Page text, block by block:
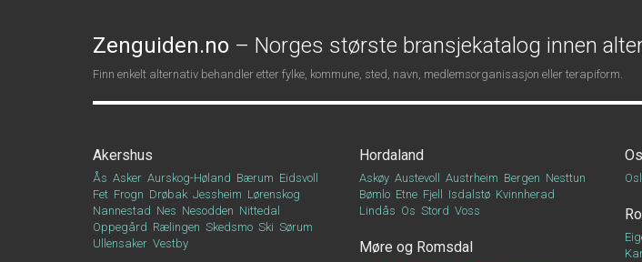
Zenguiden.no – Norges største bransjekatalog innen
Finn enkelt alternativ behandler etter fylke, kommune, sted, navn, medlemsorganisasjon eller terapiform.
Akershus
Ås Asker Aurskog-Høland Bærum Eidsvoll
Fet Frogn Drøbak Jessheim Lørenskog
Nannestad Nes Nesodden Nittedal
Oppegård Rælingen Skedsmo Ski Sørum
Ullensaker Vestby
Hordaland
Askøy Austevoll Austrheim Bergen Nesttun
Bømlo Etne Fjell Isdalstø Kvinnherad
Lindås Os Stord Voss
Møre og Romsdal